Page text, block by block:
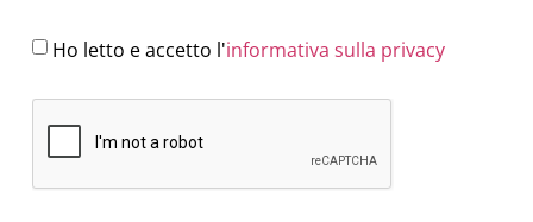
Ho letto e accetto l'informativa sulla privacy